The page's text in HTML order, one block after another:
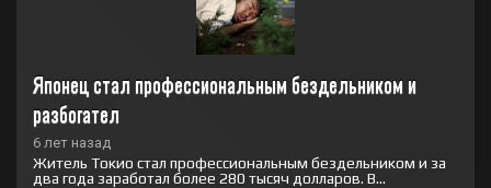
Японец стал профессиональным бездельником и
разбогател
6 лет назад
Житель Токио стал профессиональным бездельником и за
два года заработал более 280 тысяч долларов. В...